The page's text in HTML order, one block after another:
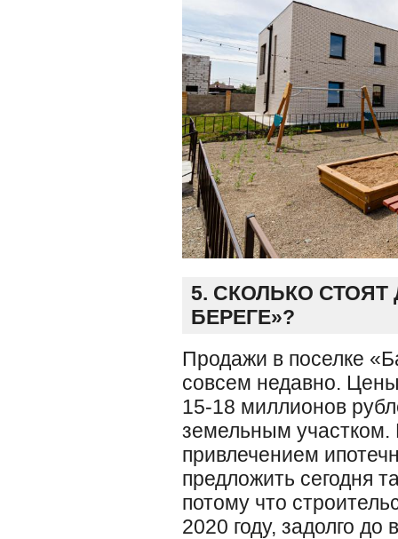
5. СКОЛЬКО
БЕРЕГЕ»?
Продажи в поселке
совсем недавно.
15-18 миллионов
земельным
привлечением
предложить сегодня
потому что
2020 году, задолго